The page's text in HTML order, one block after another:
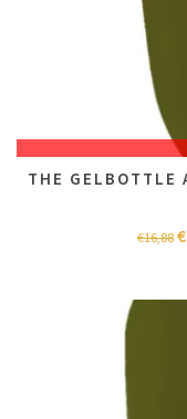
THE GELBOTTLE
€16,88 €